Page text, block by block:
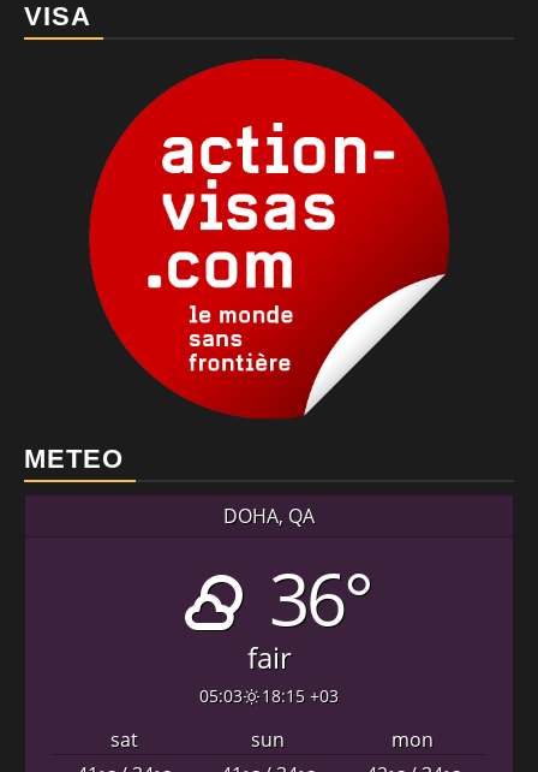
VISA
METEO
DOHA, QA
36°
fair
05:03 18:15 +03
sat sun
mon